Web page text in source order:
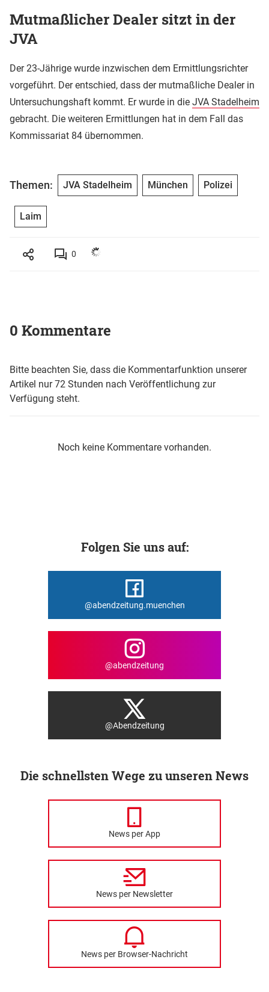
Mutmaßlicher Dealer sitzt in der
JVA
Der 23-Jährige wurde inzwischen dem Ermittlungsrichter
vorgeführt. Der entschied, dass der mutmaßliche Dealer in
Untersuchungshaft kommt. Er wurde in die JVA Stadelheim
gebracht. Die weiteren Ermittlungen hat in dem Fall das
Kommissariat 84 übernommen.
Themen: JVA Stadelheim München Polizei
Laim
0
0 Kommentare
Bitte beachten Sie, dass die Kommentarfunktion unserer
Artikel nur 72 Stunden nach Veröffentlichung zur
Verfügung steht.
Noch keine Kommentare vorhanden.
Folgen Sie uns auf:
@abendzeitung.muenchen
@abendzeitung
@Abendzeitung
Die schnellsten Wege zu unseren News
News per App
News per Newsletter
News per Browser-Nachricht